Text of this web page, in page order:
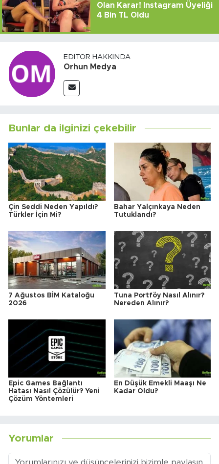
Olan Karar! Instagram Üyeliği
4 Bin TL Oldu
EDITÖR HAKKINDA
Orhun Medya
Bunlar da ilginizi çekebilir
Çin Seddi Neden Yapıldı?
Türkler İçin Mi?
Bahar Yalçınkaya Neden
Tutuklandı?
7 Ağustos BİM Kataloğu
2026
Tuna Portföy Nasıl Alınır?
Nereden Alınır?
Epic Games Bağlantı
Hatası Nasıl Çözülür? Yeni
Çözüm Yöntemleri
En Düşük Emekli Maaşı Ne
Kadar Oldu?
Yorumlar